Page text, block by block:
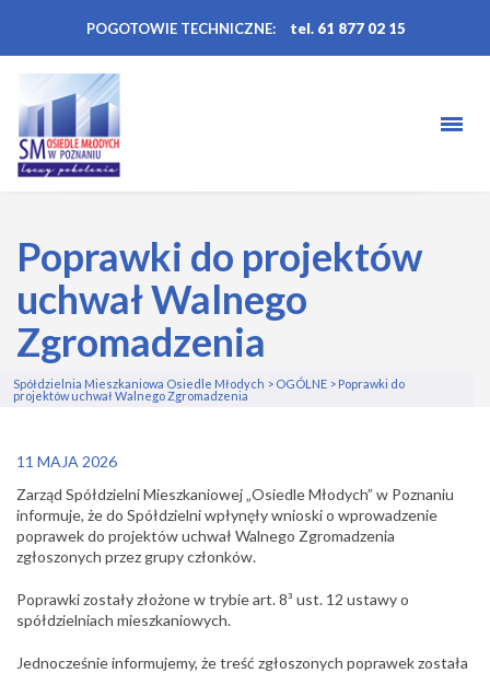
POGOTOWIE TECHNICZNE: tel. 61 877 02 15
Poprawki do projektów
uchwał Walnego
Zgromadzenia
Spółdzielnia Mieszkaniowa Osiedle Młodych > OGÓLNE > Poprawki do
projektów uchwał Walnego Zgromadzenia
11 MAJA 2026
Zarząd Spółdzielni Mieszkaniowej „Osiedle Młodych” w Poznaniu
informuje, że do Spółdzielni wpłynęły wnioski o wprowadzenie
poprawek do projektów uchwał Walnego Zgromadzenia
zgłoszonych przez grupy członków.
Poprawki zostały złożone w trybie art. 8³ ust. 12 ustawy o
spółdzielniach mieszkaniowych.
Jednocześnie informujemy, że treść zgłoszonych poprawek została